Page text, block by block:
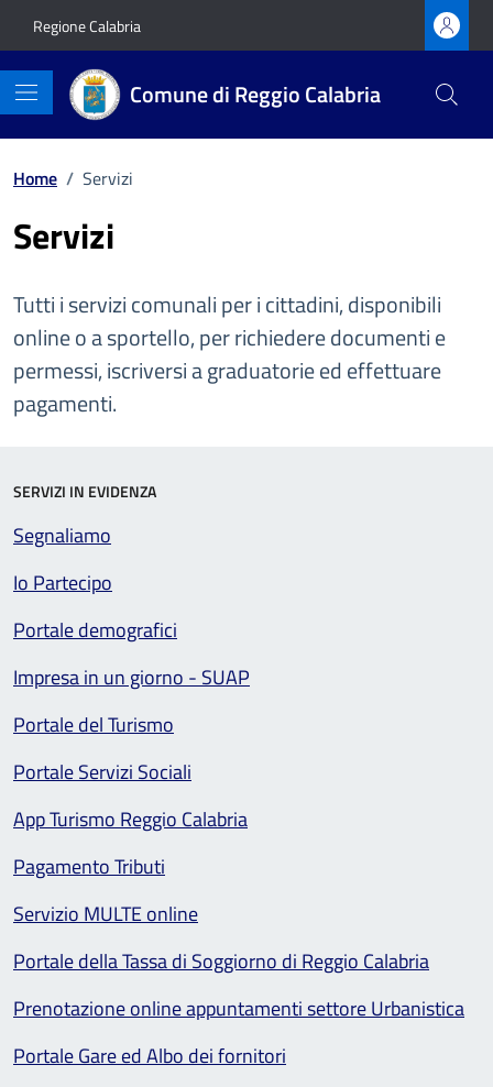
Regione Calabria
Comune di Reggio Calabria
Home / Servizi
Servizi
Tutti i servizi comunali per i cittadini, disponibili
online o a sportello, per richiedere documenti e
permessi, iscriversi a graduatorie ed effettuare
pagamenti.
SERVIZI IN EVIDENZA
Segnaliamo
Io Partecipo
Portale demografici
Impresa in un giorno - SUAP
Portale del Turismo
Portale Servizi Sociali
App Turismo Reggio Calabria
Pagamento Tributi
Servizio MULTE online
Portale della Tassa di Soggiorno di Reggio Calabria
Prenotazione online appuntamenti settore Urbanistica
Portale Gare ed Albo dei fornitori